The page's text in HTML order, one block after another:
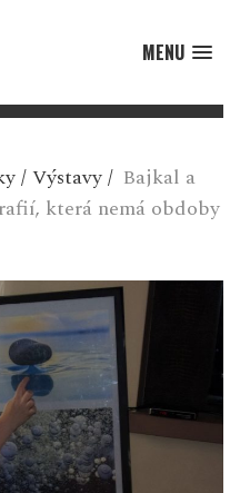
MENU
/Výstavy/ Bajkal a
která nemá obdoby